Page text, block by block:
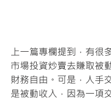
上一篇專欄提到，有很
市場投資炒賣去賺取被
財務自由。可是，人手
是被動收入，因為一項